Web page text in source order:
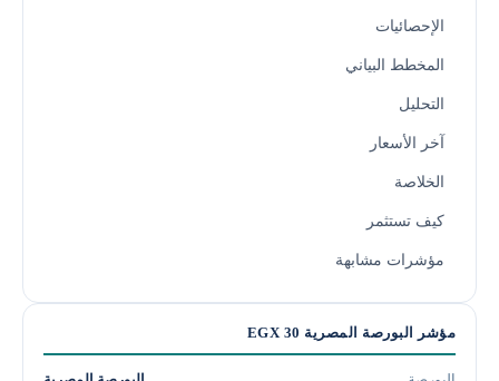
الإحصائيات
المخطط البياني
التحليل
آخر الأسعار
الخلاصة
كيف تستثمر
مؤشرات مشابهة
مؤشر البورصة المصرية EGX 30